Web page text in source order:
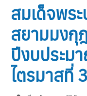
สมเด็จพร
สยามมงกุ
ปีงบประม
ไตรมาสที่